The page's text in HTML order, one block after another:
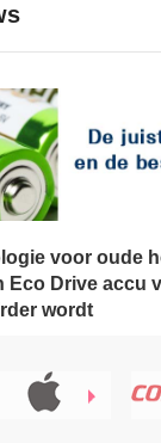
voor oude
Eco Drive accu
wordt